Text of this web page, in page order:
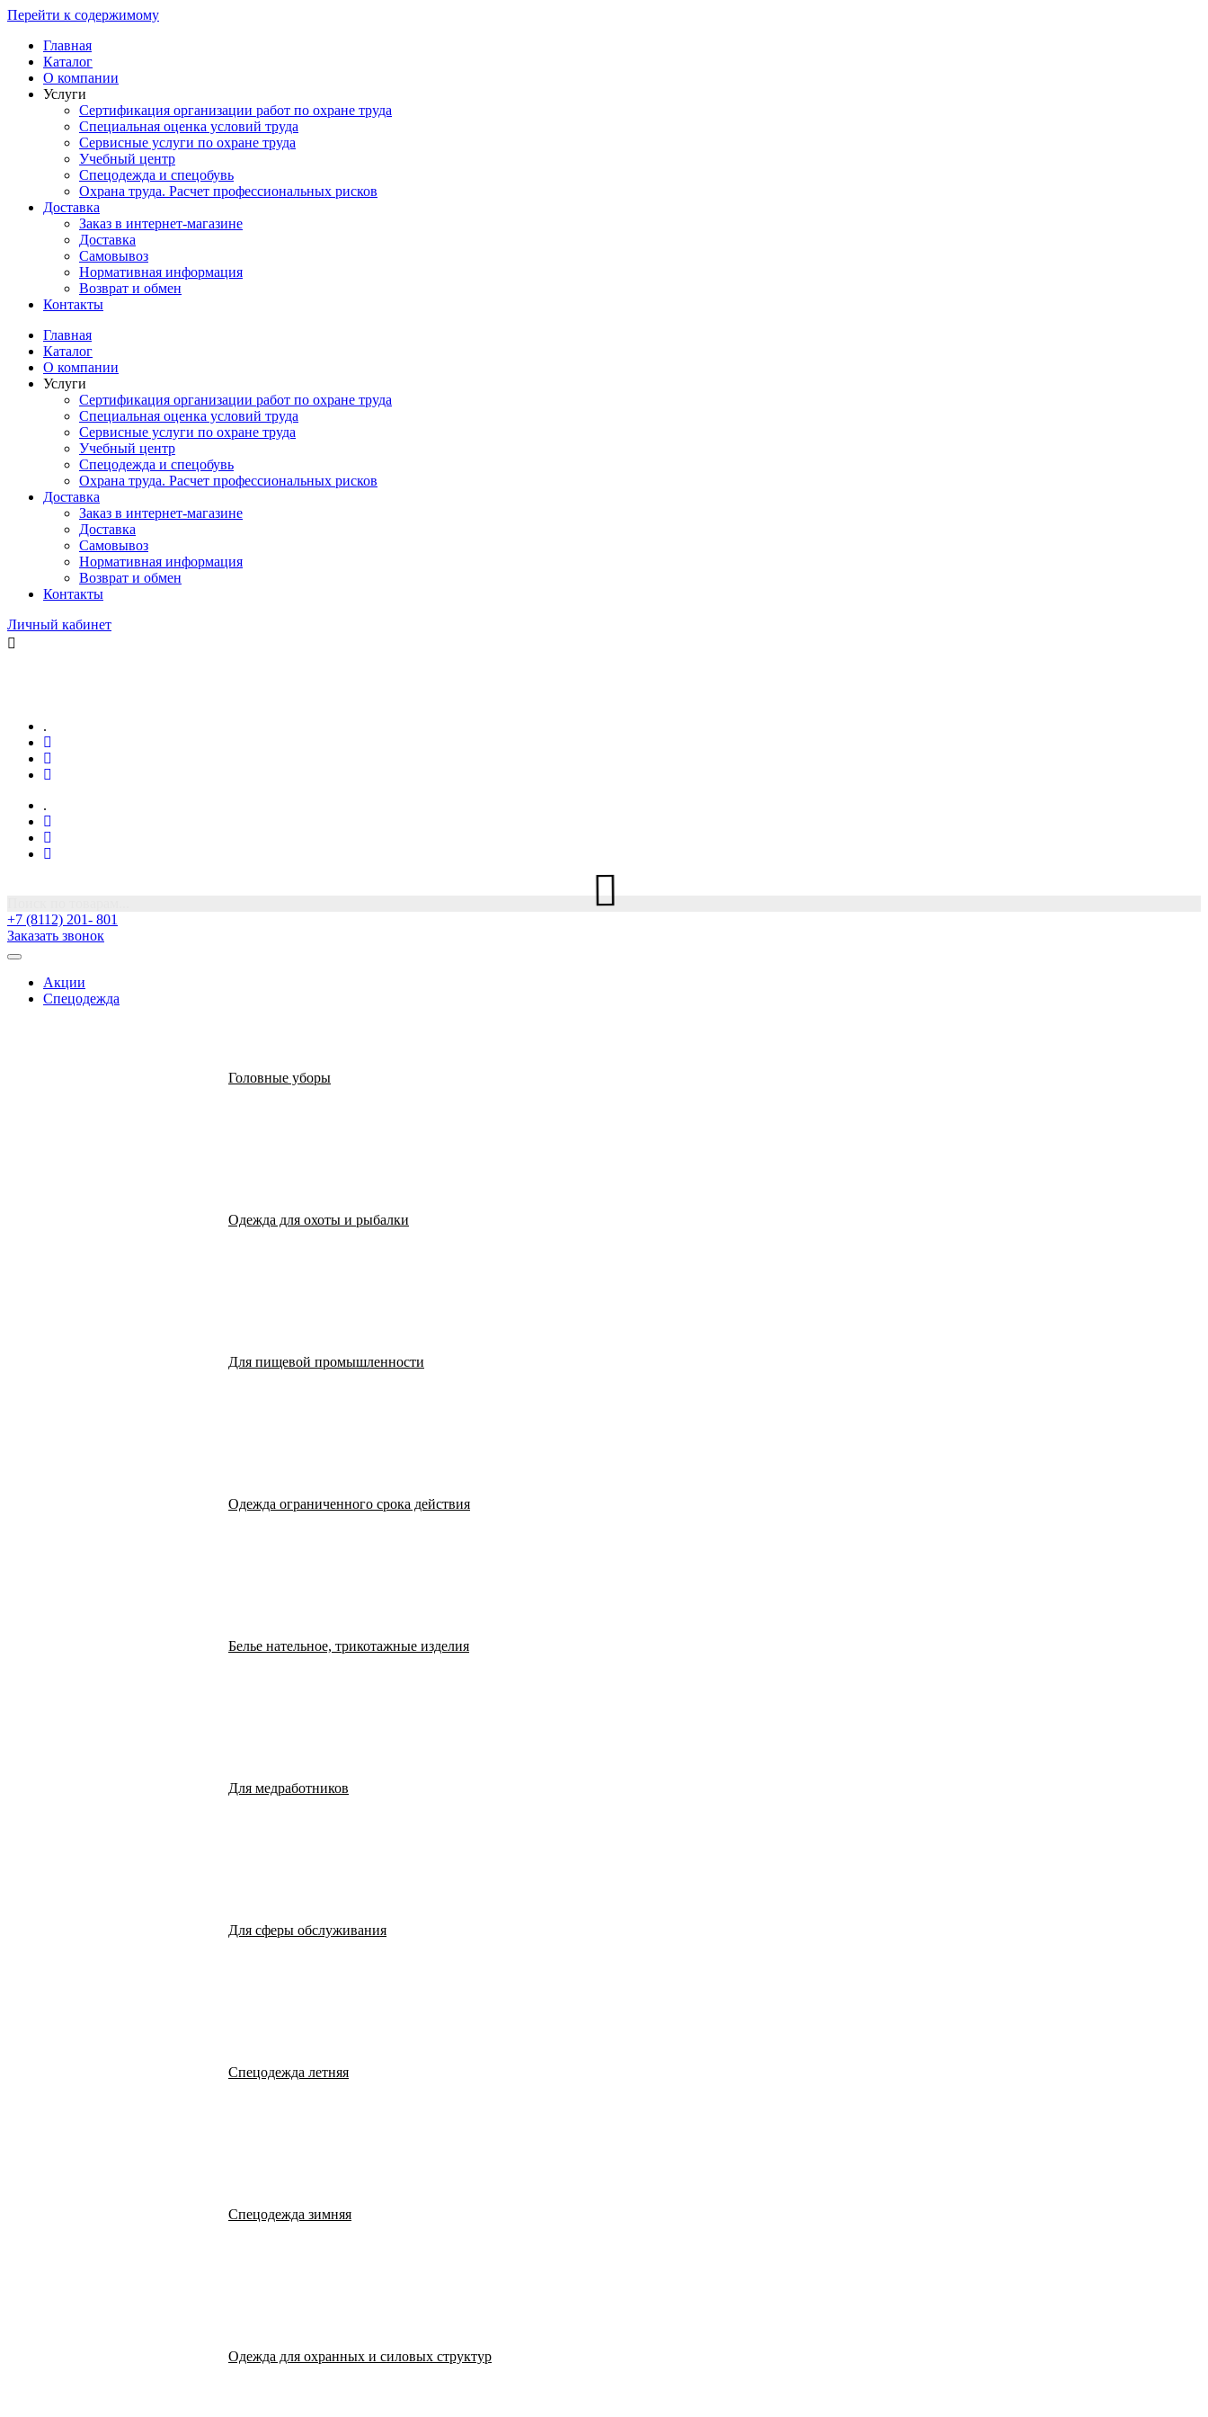
Перейти к содержимому
Главная
Каталог
О компании
Услуги
Сертификация организации работ по охране труда
Специальная оценка условий труда
Сервисные услуги по охране труда
Учебный центр
Спецодежда и спецобувь
Охрана труда. Расчет профессиональных рисков
Доставка
Заказ в интернет-магазине
Доставка
Самовывоз
Нормативная информация
Возврат и обмен
Контакты
Главная
Каталог
О компании
Услуги
Сертификация организации работ по охране труда
Специальная оценка условий труда
Сервисные услуги по охране труда
Учебный центр
Спецодежда и спецобувь
Охрана труда. Расчет профессиональных рисков
Доставка
Заказ в интернет-магазине
Доставка
Самовывоз
Нормативная информация
Возврат и обмен
Контакты
Личный кабинет
.
.
+7 (8112) 201- 801
Заказать звонок
Акции
Спецодежда
Головные уборы
Одежда для охоты и рыбалки
Для пищевой промышленности
Одежда ограниченного срока действия
Белье нательное, трикотажные изделия
Для медработников
Для сферы обслуживания
Спецодежда летняя
Спецодежда зимняя
Одежда для охранных и силовых структур